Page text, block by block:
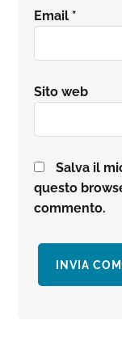
Email *
Sito web
Salva il
questo
commento.